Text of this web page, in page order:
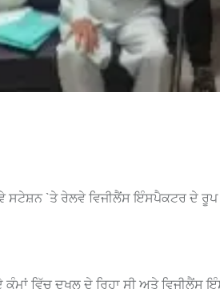
ਸਟੇਸ਼ਨ `ਤੇ ਰੇਲਵੇ ਵਿਜੀਲੈਂਸ ਇੰਸਪੈਕਟਰ ਦੇ
ਵਿੱਚ ਦਖਲ ਦੇ ਰਿਹਾ ਸੀ ਅਤੇ ਵਿਜੀਲੈਂਸ